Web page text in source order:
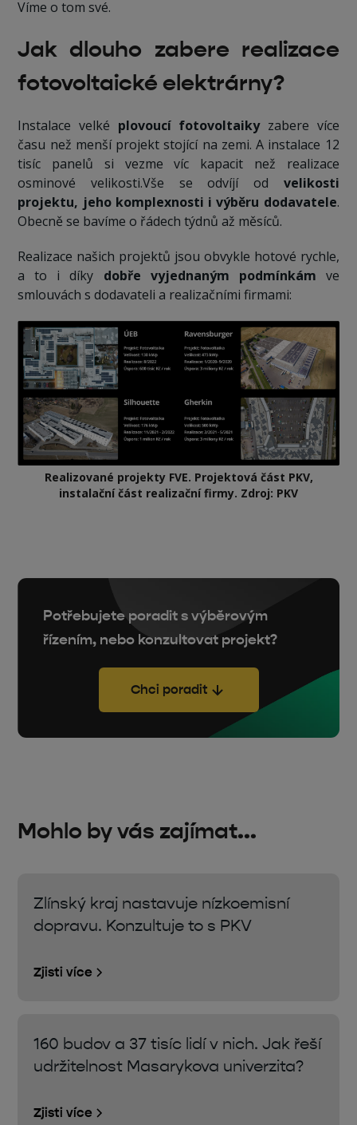
Víme o tom své.
Jak dlouho zabere realizace
fotovoltaické elektrárny?
Instalace velké plovoucí fotovoltaikyzabere více
času než menší projekt stojící na zemi. A instalace 12
tisíc panelů si vezme víc kapacit než realizace
osminové velikosti.Vše se odvíjí od velikosti
projektu, jeho komplexnosti i výběru dodavatele.
Obecně se bavíme o řádech týdnů až měsíců.
Realizace našich projektů jsou obvykle hotové rychle,
a to i díky dobře vyjednaným podmínkám ve
smlouvách s dodavateli a realizačními firmami:
Realizované projekty FVE. Projektová část PKV,
instalační část realizační firmy. Zdroj: PKV
Potřebujete poradit s výběrovým
řízením, nebo konzultovat projekt?
Chci poradit
Mohlo by vás zajímat...
Zlínský kraj nastavuje nízkoemisní
dopravu. Konzultuje to s PKV
Zjisti více
160 budov a 37 tisíc lidí v nich. Jak řeší
udržitelnost Masarykova univerzita?
Zjisti více